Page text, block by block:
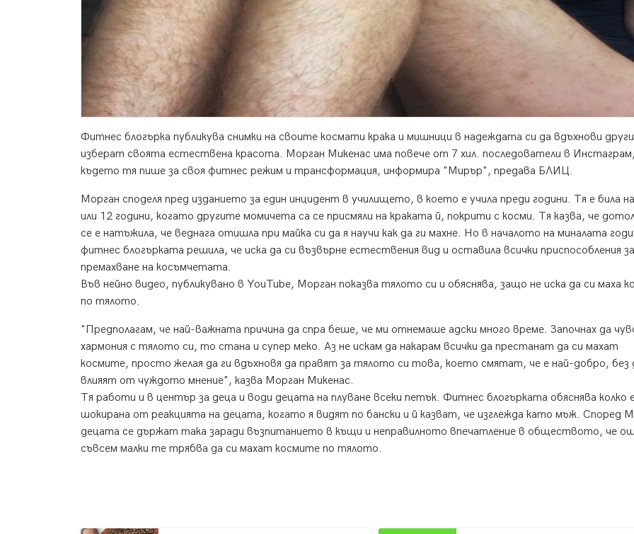
Фитнес блогърка публикува снимки на своите космати крака и мишници в надеждата си да вдъхнови
изберат своята естествена красота. Морган Микенас има повече от 7 хил. последователи в Инстаграм,
където тя пише за своя фитнес режим и трансформация, информира "Мирър", предава БЛИЦ.
Морган споделя пред изданието за един инцидент в училището, в което е учила преди години. Тя е била
или 12 години, когато другите момичета са се присмяли на краката й, покрити с косми. Тя казва, че
се е натъжила, че веднага отишла при майка си да я научи как да ги махне. Но в началото на миналата
фитнес блогърката решила, че иска да си възвърне естествения вид и оставила всички приспособления за
премахване на косъмчетата.
Във нейно видео, публикувано в YouTube, Морган показва тялото си и обяснява, защо не иска да си маха
по тялото.
"Предполагам, че най-важната причина да спра беше, че ми отнемаше адски много време. Започнах да
хармония с тялото си, то стана и супер меко. Аз не искам да накарам всички да престанат да си махат
космите, просто желая да ги вдъхновя да правят за тялото си това, което смятат, че е най-добро, без
влияят от чуждото мнение", казва Морган Микенас.
Тя работи и в център за деца и води децата на плуване всеки петък. Фитнес блогърката обяснява колко
шокирана от реакцията на децата, когато я видят по бански и й казват, че изглежда като мъж. Според
децата се държат така заради възпитанието в къщи и неправилното впечатление в обществото, че
съвсем малки те трябва да си махат космите по тялото.